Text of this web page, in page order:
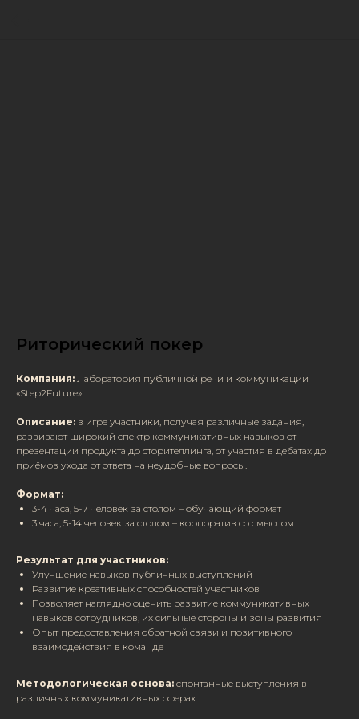
Риторический покер
Компания: Лаборатория публичной речи и коммуникации
«Step2Future».
Описание: в игре участники, получая различные задания,
развивают широкий спектр коммуникативных навыков от
презентации продукта до сторителлинга, от участия в дебатах до
приёмов ухода от ответа на неудобные вопросы.
Формат:
3-4 часа, 5-7 человек за столом – обучающий формат
3 часа, 5-14 человек за столом – корпоратив со смыслом
Результат для участников:
Улучшение навыков публичных выступлений
Развитие креативных способностей участников
Позволяет наглядно оценить развитие коммуникативных
навыков сотрудников, их сильные стороны и зоны развития
Опыт предоставления обратной связи и позитивного
взаимодействия в команде
Методологическая основа: спонтанные выступления в
различных коммуникативных сферах